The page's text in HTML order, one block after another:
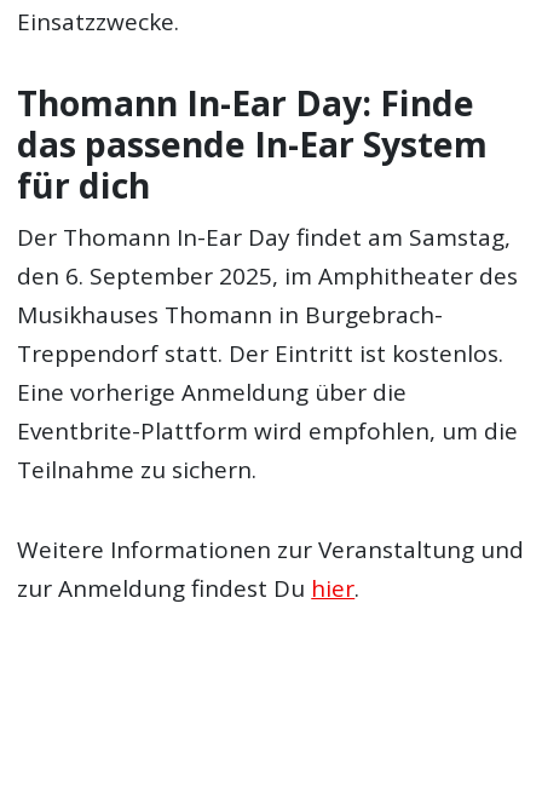
Einsatzzwecke.
Thomann In-Ear Day: Finde
das passende In-Ear System
für dich
Der Thomann In-Ear Day findet am Samstag,
den 6. September 2025, im Amphitheater des
Musikhauses Thomann in Burgebrach-
Treppendorf statt. Der Eintritt ist kostenlos.
Eine vorherige Anmeldung über die
Eventbrite-Plattform wird empfohlen, um die
Teilnahme zu sichern.
Weitere Informationen zur Veranstaltung und
zur Anmeldung findest Du hier.